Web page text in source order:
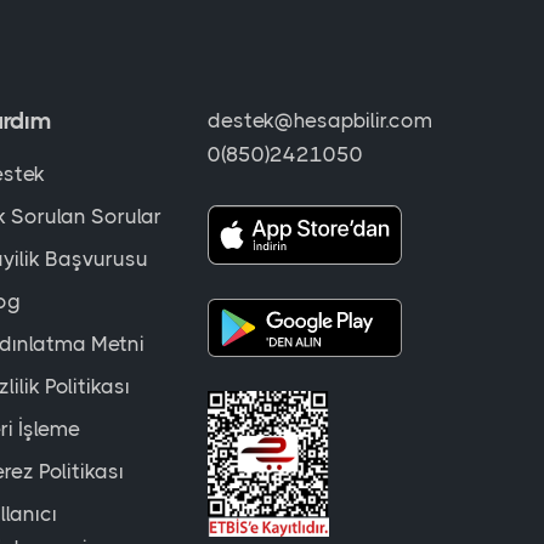
Sorulan Sorular
Başvurusu
Metni
Politikası
İşleme
Politikası
destek@hesapbilir.com
0(850)2421050